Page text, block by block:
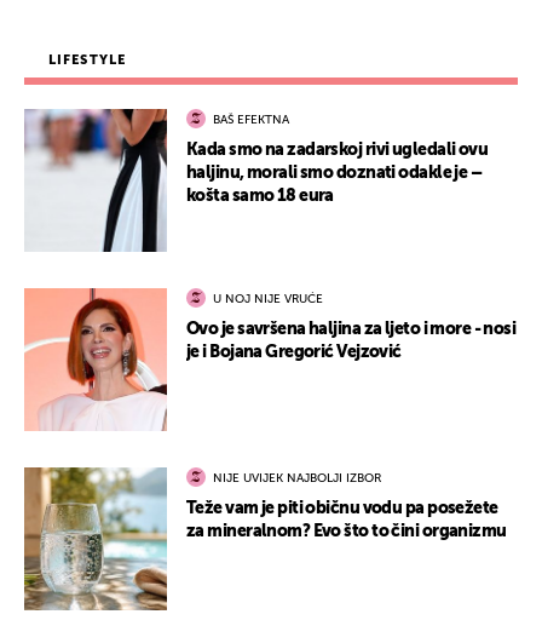
LIFESTYLE
BAŠ EFEKTNA
Kada smo na zadarskoj rivi ugledali ovu
haljinu, morali smo doznati odakle je –
košta samo 18 eura
U NOJ NIJE VRUĆE
Ovo je savršena haljina za ljeto i more - nosi
je i Bojana Gregorić Vejzović
NIJE UVIJEK NAJBOLJI IZBOR
Teže vam je piti običnu vodu pa posežete
za mineralnom? Evo što to čini organizmu